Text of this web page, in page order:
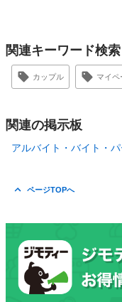
関連キーワード検索
カップル マイペ
関連の掲示板
アルバイト・バイト・
ページTOPへ